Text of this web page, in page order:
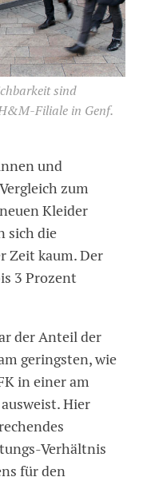
sind
Filiale in Genf.
und
zum
Kleider
sich die
Zeit kaum. Der
3 Prozent
der Anteil der
geringsten, wie
in einer am
Hier
Verhältnis
für den